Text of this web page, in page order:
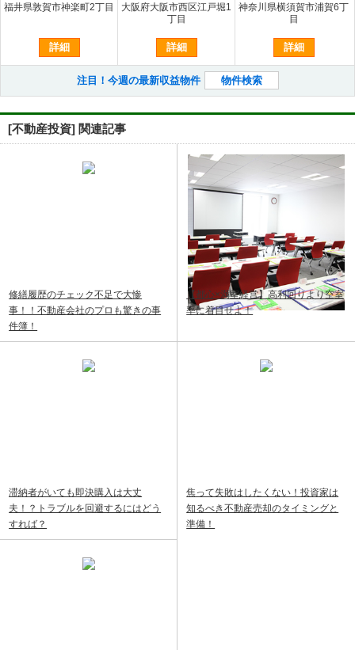
福井県敦賀市神楽町2丁目
詳細
大阪府大阪市西区江戸堀1
丁目
詳細
神奈川県横須賀市浦賀6丁
目
詳細
注目！今週の最新収益物件 物件検索
[不動産投資] 関連記事
修繕履歴のチェック不足で大惨
事！！不動産会社のプロも驚きの事
件簿！
【都心×満室経営】高利回りより空室
率に着目せよ！
滞納者がいても即決購入は大丈
夫！？トラブルを回避するにはどう
すれば？
焦って失敗はしたくない！投資家は
知るべき不動産売却のタイミングと
準備！